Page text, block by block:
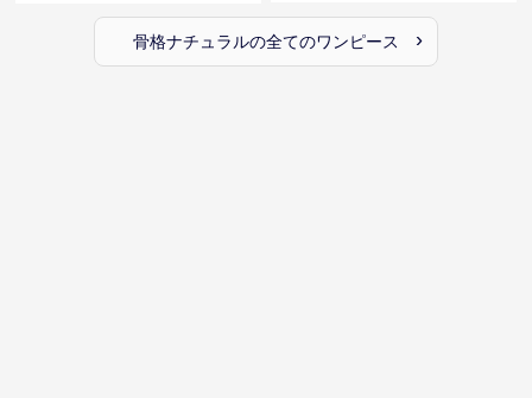
骨格ナチュラルの全てのワンピース ›